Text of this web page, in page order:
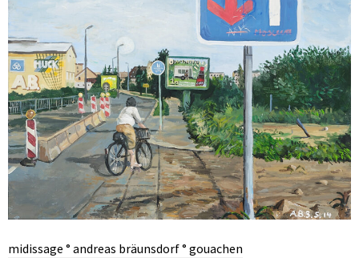
midissage ° andreas bräunsdorf ° gouachen